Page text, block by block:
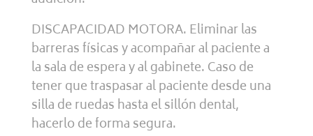
DISCAPACIDAD MOTORA. Eliminar las
barreras físicas y acompañar al paciente a
la sala de espera y al gabinete. Caso de
tener que traspasar al paciente desde una
silla de ruedas hasta el sillón dental,
hacerlo de forma segura.